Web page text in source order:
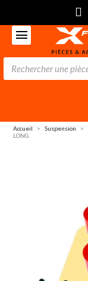
Accueil Suspension
LONG